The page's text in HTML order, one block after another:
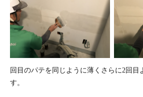
回目のパテを同じように薄くさらに2回目
す。